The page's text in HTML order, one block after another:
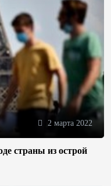
2 марта 2022
страны из острой